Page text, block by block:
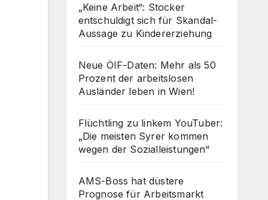
„Keine Arbeit“: Stocker
entschuldigt sich für Skandal-
Aussage zu Kindererziehung
Neue ÖIF-Daten: Mehr als 50
Prozent der arbeitslosen
Ausländer leben in Wien!
Flüchtling zu linkem YouTuber:
„Die meisten Syrer kommen
wegen der Sozialleistungen“
AMS-Boss hat düstere
Prognose für Arbeitsmarkt